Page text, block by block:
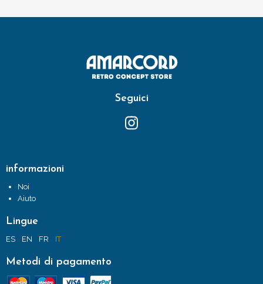
Seguici
informazioni
Noi
Aiuto
Lingue
ES EN FR IT
Metodi di pagamento